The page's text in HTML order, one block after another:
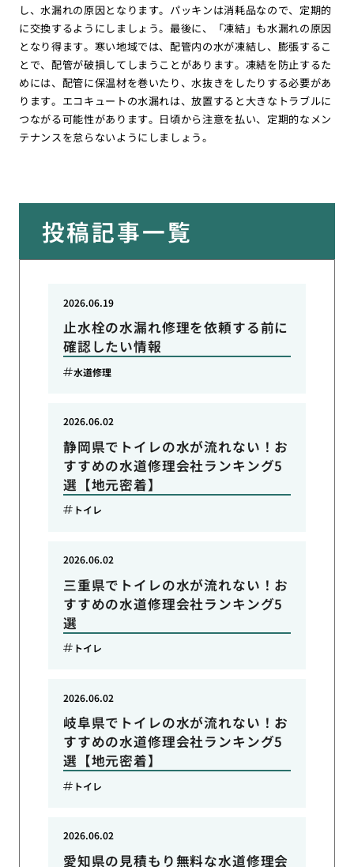
し、水漏れの原因となります。パッキンは消耗品なので、定期的
に交換するようにしましょう。最後に、「凍結」も水漏れの原因
となり得ます。寒い地域では、配管内の水が凍結し、膨張するこ
とで、配管が破損してしまうことがあります。凍結を防止するた
めには、配管に保温材を巻いたり、水抜きをしたりする必要があ
ります。エコキュートの水漏れは、放置すると大きなトラブルに
つながる可能性があります。日頃から注意を払い、定期的なメン
テナンスを怠らないようにしましょう。
投稿記事一覧
止水栓の水漏れ修理を依頼する前に
確認したい情報
2026.06.19
水道修理
静岡県でトイレの水が流れない！お
すすめの水道修理会社ランキング5
選【地元密着】
2026.06.02
トイレ
三重県でトイレの水が流れない！お
すすめの水道修理会社ランキング5
選
2026.06.02
トイレ
岐阜県でトイレの水が流れない！お
すすめの水道修理会社ランキング5
選【地元密着】
2026.06.02
トイレ
愛知県の見積もり無料な水道修理会
2026.06.02